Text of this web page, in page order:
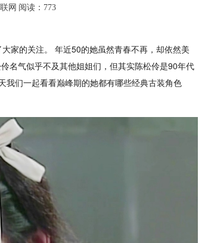
网 阅读：773
家的关注。 年近50的她虽然青春不再，却依然美
名气似乎不及其他姐姐们，但其实陈松伶是90年代
我们一起看看巅峰期的她都有哪些经典古装角色